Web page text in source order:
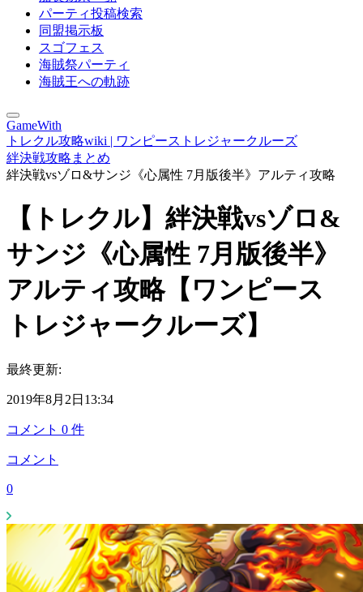
パーティ投稿検索
同盟掲示板
スゴフェス
海賊祭パーティ
海賊王への軌跡
GameWith
トレクル攻略wiki | ワンピーストレジャークルーズ
絆決戦攻略まとめ
絆決戦vsゾロ&サンジ《心属性 7月版後半》アルティ攻略
【トレクル】絆決戦vsゾロ&
サンジ《心属性 7月版後半》
アルティ攻略【ワンピース
トレジャークルーズ】
最終更新:
2019年8月2日13:34
コメント 0 件
コメント
0